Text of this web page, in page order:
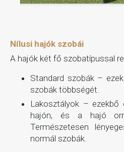
Nílusi hajók szobái
A hajók két fő szobatípussal
Standard szobák –
szobák többségét.
Lakosztályok –
hajón, és a hajó
Természetesen
normál szobák.